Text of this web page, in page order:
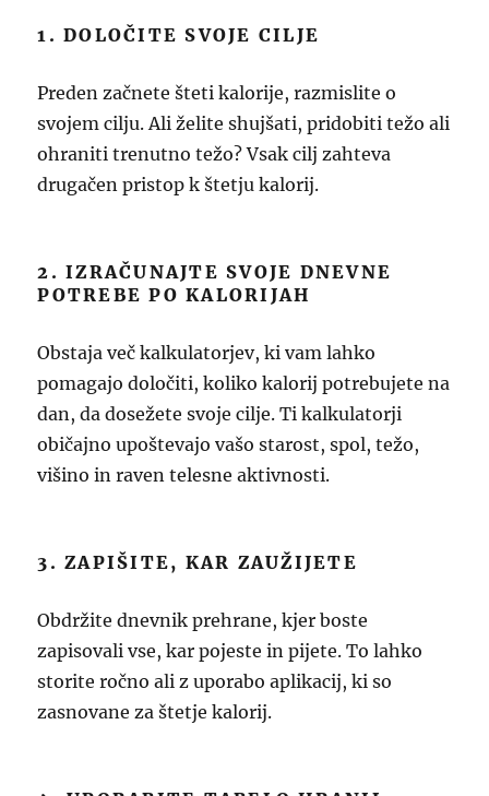
1. DOLOČITE SVOJE CILJE
Preden začnete šteti kalorije, razmislite o
svojem cilju. Ali želite shujšati, pridobiti težo ali
ohraniti trenutno težo? Vsak cilj zahteva
drugačen pristop k štetju kalorij.
2. IZRAČUNAJTE SVOJE DNEVNE
POTREBE PO KALORIJAH
Obstaja več kalkulatorjev, ki vam lahko
pomagajo določiti, koliko kalorij potrebujete na
dan, da dosežete svoje cilje. Ti kalkulatorji
običajno upoštevajo vašo starost, spol, težo,
višino in raven telesne aktivnosti.
3. ZAPIŠITE, KAR ZAUŽIJETE
Obdržite dnevnik prehrane, kjer boste
zapisovali vse, kar pojeste in pijete. To lahko
storite ročno ali z uporabo aplikacij, ki so
zasnovane za štetje kalorij.